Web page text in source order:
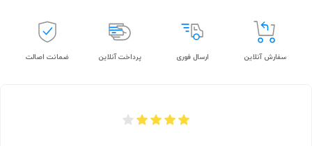
سفارش آنلاین ارسال فوری پرداخت آنلاین ضمانت اصالت